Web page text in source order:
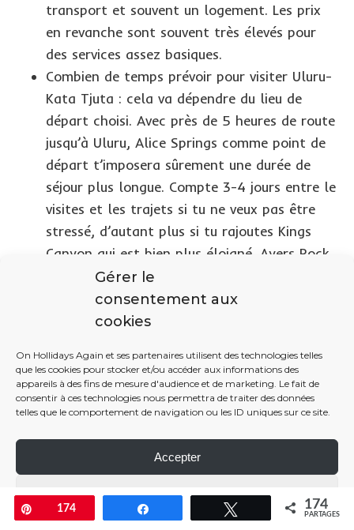
Gérer le
consentement aux
cookies
On Hollidays Again et ses partenaires utilisent des technologies telles
que les cookies pour stocker et/ou accéder aux informations des
appareils à des fins de mesure d'audience et de marketing. Le fait de
consentir à ces technologies nous permettra de traiter des données
telles que le comportement de navigation ou les ID uniques sur ce site.
Accepter
Paramétrer
transport et souvent un logement. Les prix
en revanche sont souvent très élevés pour
des services assez basiques.
Combien de temps prévoir pour visiter Uluru-
Kata Tjuta : cela va dépendre du lieu de
départ choisi. Avec près de 5 heures de route
jusqu’à Uluru, Alice Springs comme point de
départ t’imposera sûrement une durée de
séjour plus longue. Compte 3-4 jours entre le
visites et les trajets si tu ne veux pas être
stressé, d’autant plus si tu rajoutes Kings
Canyon qui est bien plus éloigné. Ayers Rock
de part sa proximité immédiate avec Uluru te
fera sans doute gagner 1 jour.
Enregistrer
174 Tweetez 174
PARTAGES